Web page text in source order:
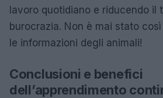
lavoro quotidiano e riducendo il
burocrazia. Non è mai stato
le informazioni degli animali!
Conclusioni e benefici
dell’apprendimento